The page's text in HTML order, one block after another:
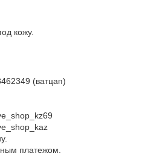
кожу.
(ватцап)
платежом.